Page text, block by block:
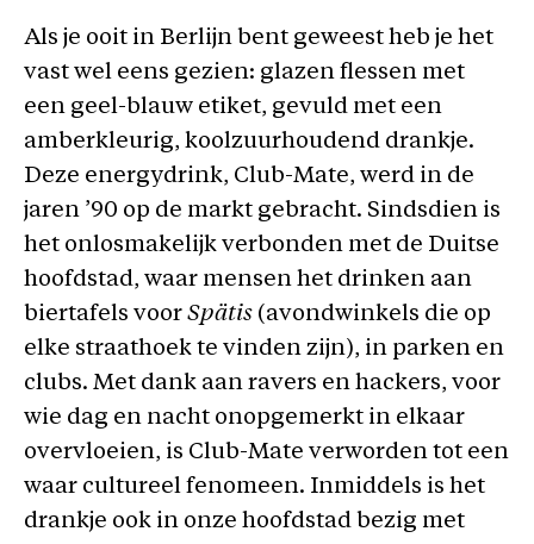
Als je ooit in Berlijn bent geweest heb je het
vast wel eens gezien: glazen flessen met
een geel-blauw etiket, gevuld met een
amberkleurig, koolzuurhoudend drankje.
Deze energydrink, Club-Mate, werd in de
jaren ’90 op de markt gebracht. Sindsdien is
het onlosmakelijk verbonden met de Duitse
hoofdstad, waar mensen het drinken aan
biertafels voor Spätis (avondwinkels die op
elke straathoek te vinden zijn), in parken en
clubs. Met dank aan ravers en hackers, voor
wie dag en nacht onopgemerkt in elkaar
overvloeien, is Club-Mate verworden tot een
waar cultureel fenomeen. Inmiddels is het
drankje ook in onze hoofdstad bezig met